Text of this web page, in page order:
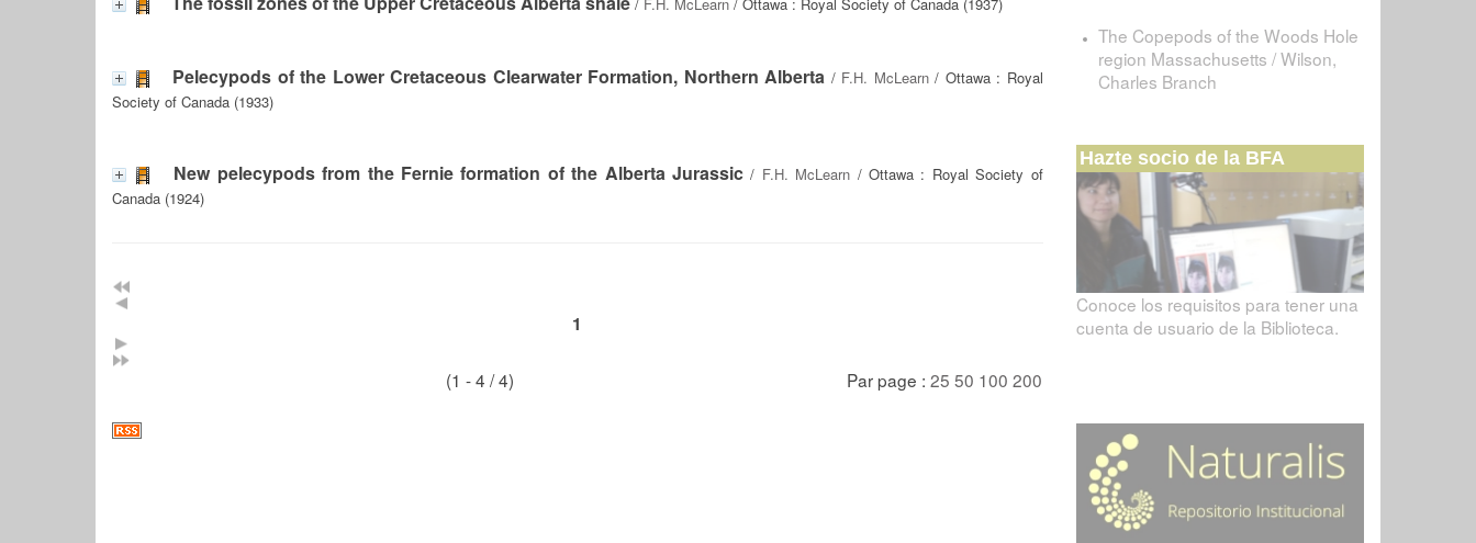
Pelecypods of the Lower Cretaceous Clearwater Formation, Northern Alberta / F.H. McLearn/ Ottawa : Royal
Society of Canada (1933)
New pelecypods from the Fernie formation of the Alberta Jurassic/ F.H. McLearn / Ottawa : Royal Society of
Canada (1924)
1
(1 - 4 / 4) Par page : 25 50 100 200
The Copepods of the Woods Hole
region Massachusetts / Wilson,
Charles Branch
Hazte socio de la BFA
Conoce los requisitos para tener una
cuenta de usuario de la Biblioteca.